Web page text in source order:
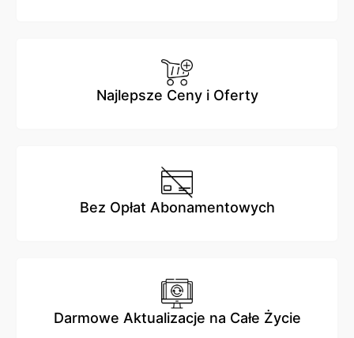
Najlepsze Ceny i Oferty
Bez Opłat Abonamentowych
Darmowe Aktualizacje na Całe Życie